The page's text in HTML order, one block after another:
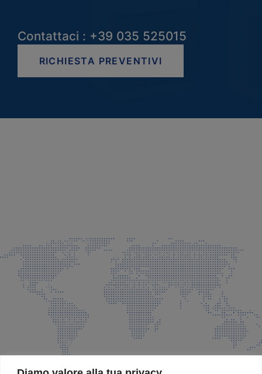
Contattaci : +39 035 525015
RICHIESTA PREVENTIVI
info@faeg.it
COMMERCIALE E SPEDIZIONI
Via Padre Elzi, 32 Grassobbio (BG)
035 525015
035 335037
info@faeg.it
SITE MAP